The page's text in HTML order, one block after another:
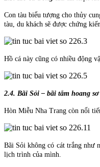
Con tàu biểu tượng cho thủy
tàu, du khách sẽ được chứng
Hồ cá này cũng có nhiều động
2.4. Bãi Sỏi – bãi tắm hoang
Hòn Miễu Nha Trang còn nổi
Bãi Sỏi không có cát trắng như
lịch trình của mình.